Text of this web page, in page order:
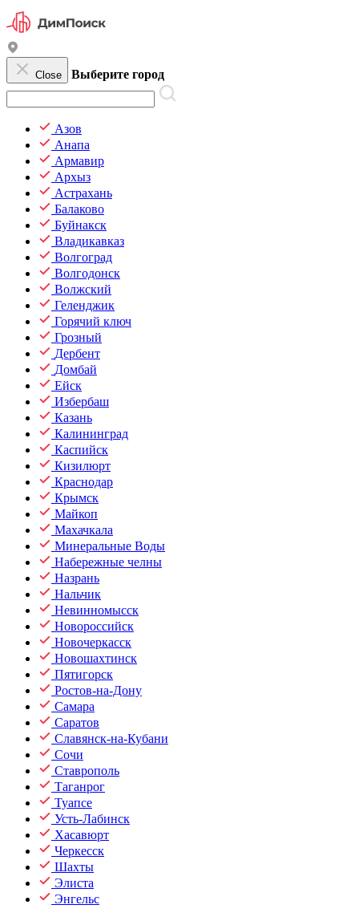
Close Выберите город
Азов
Анапа
Армавир
Архыз
Астрахань
Балаково
Буйнакск
Владикавказ
Волгоград
Волгодонск
Волжский
Геленджик
Горячий ключ
Грозный
Дербент
Домбай
Ейск
Избербаш
Казань
Калининград
Каспийск
Кизилюрт
Краснодар
Крымск
Майкоп
Махачкала
Минеральные Воды
Набережные челны
Назрань
Нальчик
Невинномысск
Новороссийск
Новочеркасск
Новошахтинск
Пятигорск
Ростов-на-Дону
Самара
Саратов
Славянск-на-Кубани
Сочи
Ставрополь
Таганрог
Туапсе
Усть-Лабинск
Хасавюрт
Черкесск
Шахты
Элиста
Энгельс